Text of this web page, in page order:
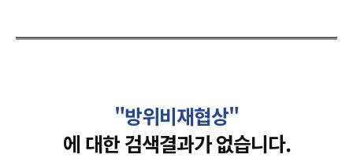
"방위비재협상"
에 대한 검색결과가 없습니다.